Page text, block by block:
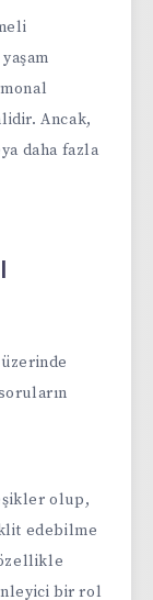
Ancak,
daha fazla
olup,
edebilme
bir rol